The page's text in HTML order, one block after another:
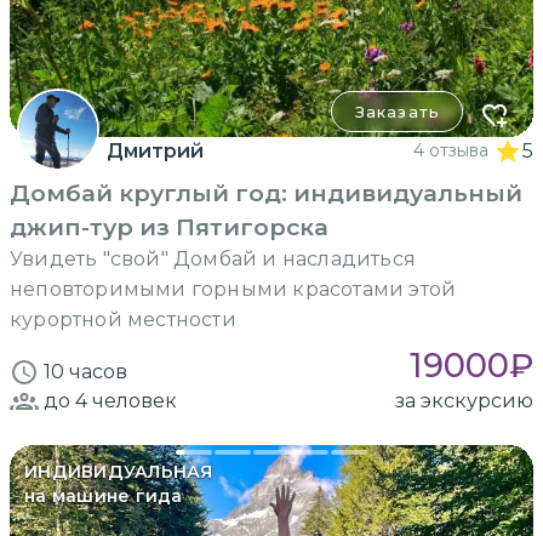
Заказать
Дмитрий 4 отзыва 5
Домбай круглый год: индивидуальный
джип-тур из Пятигорска
Увидеть "свой" Домбай и насладиться
неповторимыми горными красотами этой
курортной местности
10 часов 19000₽
до 4человек за экскурсию
ИНДИВИДУАЛЬНАЯ
на машине гида